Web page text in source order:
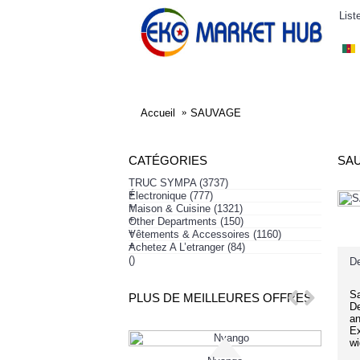
Accueil SAUVAGE
CATÉGORIES
TRUC SYMPA (3737)
+
Électronique (777)
+
Maison & Cuisine (1321)
+
Other Departments (150)
+
Vêtements & Accessoires (1160)
+
Achetez A L’etranger (84)
()
PLUS DE MEILLEURES OFFRES